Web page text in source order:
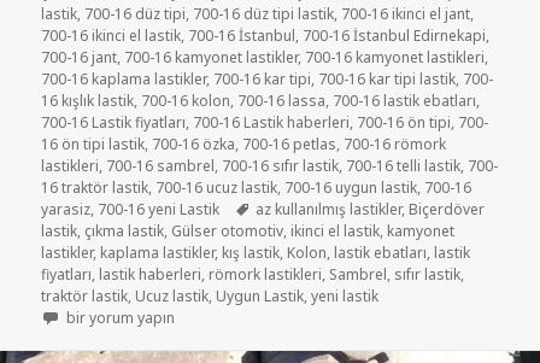
lastik, 700-16 düz tipi, 700-16 düz tipi lastik, 700-16 ikinci el jant,
700-16 ikinci el lastik, 700-16 İstanbul, 700-16 İstanbul Edirnekapi,
700-16 jant, 700-16 kamyonet lastikler, 700-16 kamyonet lastikleri,
700-16 kaplama lastikler, 700-16 kar tipi, 700-16 kar tipi lastik, 700-
16 kışlık lastik, 700-16 kolon, 700-16 lassa, 700-16 lastik ebatları,
700-16 Lastik fiyatları, 700-16 Lastik haberleri, 700-16 ön tipi, 700-
16 ön tipi lastik, 700-16 özka, 700-16 petlas, 700-16 römork
lastikleri, 700-16 sambrel, 700-16 sıfır lastik, 700-16 telli lastik, 700-
16 traktör lastik, 700-16 ucuz lastik, 700-16 uygun lastik, 700-16
yarasiz, 700-16 yeni Lastik Etiketler
az kullanılmış lastikler, Biçerdöver
lastik, çıkma lastik, Gülser otomotiv, ikinci el lastik, kamyonet
lastikler, kaplama lastikler, kış lastik, Kolon, lastik ebatları, lastik
fiyatları, lastik haberleri, römork lastikleri, Sambrel, sıfır lastik,
traktör lastik, Ucuz lastik, Uygun Lastik,yeni lastik
SATILIK 700-16 İKİNCİ EL ÇIKMA RÖMORK LASTİKLER için
bir yorum yapın